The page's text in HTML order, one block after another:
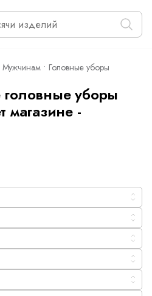
Мужчинам Головные уборы
уборы
магазине -